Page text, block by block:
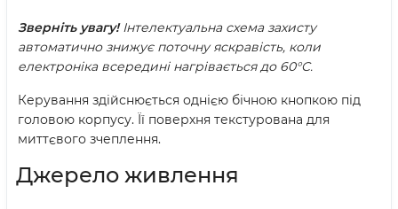
Зверніть увагу!Інтелектуальна схема захисту
автоматично знижує поточну яскравість, коли
електроніка всередині нагрівається до 60°C.
Керування здійснюється однією бічною кнопкою під
головою корпусу. Її поверхня текстурована для
миттєвого зчеплення.
Джерело живлення